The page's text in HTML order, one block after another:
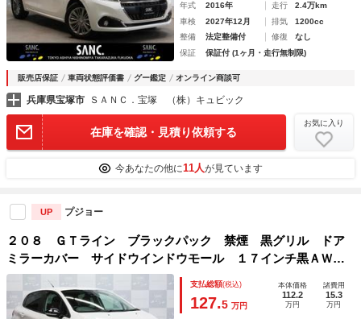
年式 2016年 走行
2.4万km
車検
2027年12月 排気
1200cc
整備
法定整備付 修復
なし
保証
保証付 (1ヶ月・走行無制限)
販売店保証 車両状態評価書 グー鑑定 オンライン商談可
兵庫県宝塚市 ＳＡＮＣ．宝塚 （株）キュビック
在庫を確認・見積り依頼する
お気に入り
今あなたの他に11人が見ています
UP プジョー
２０８ ＧＴライン ブラックパック 禁煙 黒グリル ドア
ミラーカバー サイドウインドウモール １７インチ黒ＡＷ
Ｂカメラ パークアシスト ハーフレザースポーツシート 純
正タッチパネル 前後センサー アルミペダル キーレスエン
トリー
支払総額(税込)
127.5 万円
本体価格
112.2
万円
諸費用
15.3
万円